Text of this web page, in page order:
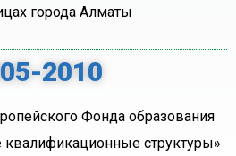
города Алматы
2010
Фонда образования
структуры»